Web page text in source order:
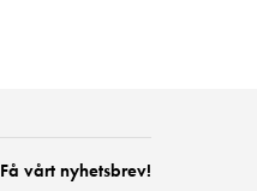
Få vårt nyhetsbrev!